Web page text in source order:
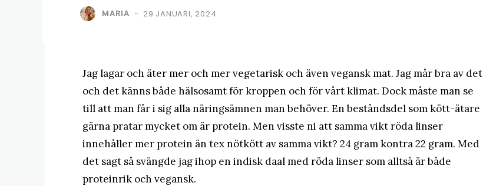
MARIA - 29 JANUARI, 2024
Jag lagar och äter mer och mer vegetarisk och även vegansk mat. Jag mår bra av det
och det känns både hälsosamt för kroppen och för vårt klimat. Dock måste man se
till att man får i sig alla näringsämnen man behöver. En beståndsdel som kött-ätare
gärna pratar mycket om är protein. Men visste ni att samma vikt röda linser
innehåller mer protein än tex nötkött av samma vikt? 24 gram kontra 22 gram. Med
det sagt så svängde jag ihop en indisk daal med röda linser som alltså är både
proteinrik och vegansk.